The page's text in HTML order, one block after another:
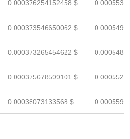
0.000376254152458 $
0.000373546650062 $
0.000373265454622 $
0.000375678599101 $
0.00038073133568 $